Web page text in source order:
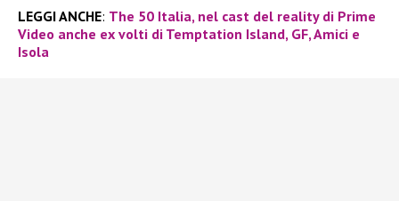
LEGGI ANCHE: The 50 Italia, nel cast del reality di Prime
Video anche ex volti di Temptation Island, GF, Amici e
Isola